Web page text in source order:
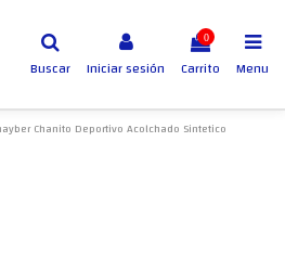
Buscar Iniciar sesión
0
Carrito Menu
Chanito Deportivo Acolchado Sintetico